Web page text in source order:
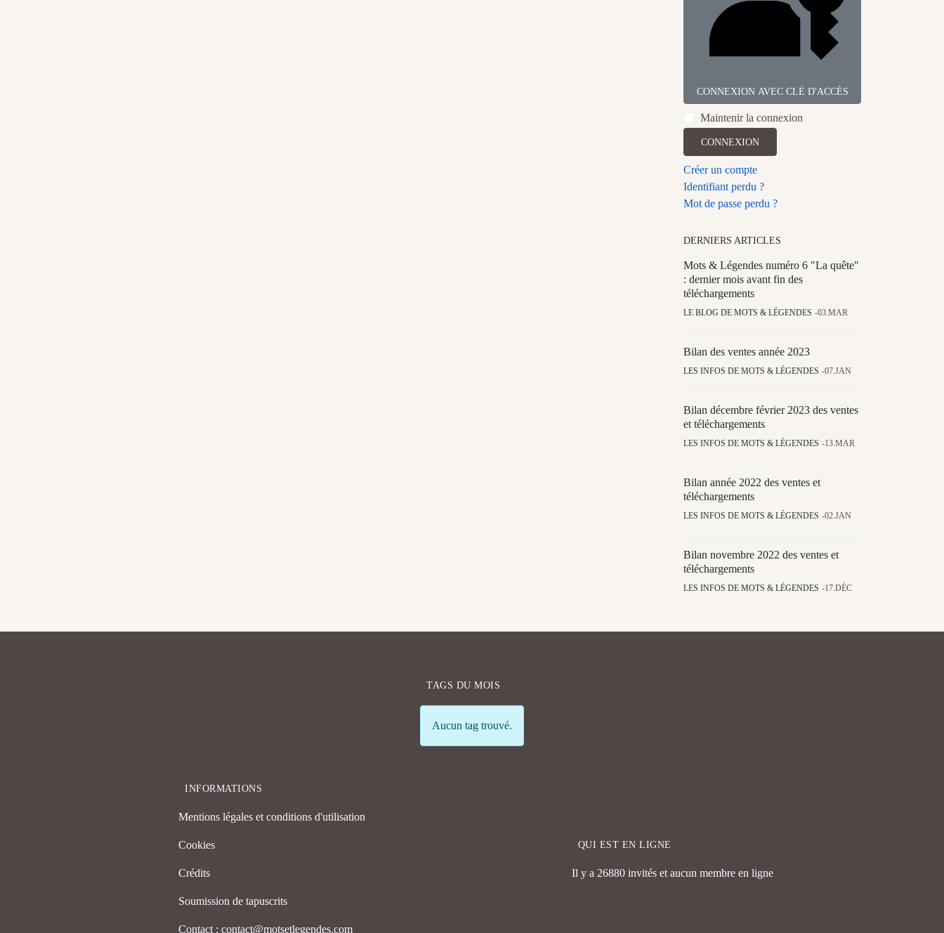
CONNEXION AVEC CLÉ D'ACCÈS
Maintenir la connexion
CONNEXION
Créer un compte
Identifiant perdu ?
Mot de passe perdu ?
DERNIERS ARTICLES
Mots & Légendes numéro 6 "La quête"
: dernier mois avant fin des
téléchargements
LE BLOG DE MOTS & LÉGENDES 03.MAR
Bilan des ventes année 2023
LES INFOS DE MOTS & LÉGENDES 07.JAN
Bilan décembre février 2023 des ventes
et téléchargements
LES INFOS DE MOTS & LÉGENDES 13.MAR
Bilan année 2022 des ventes et
téléchargements
LES INFOS DE MOTS & LÉGENDES 02.JAN
Bilan novembre 2022 des ventes et
téléchargements
LES INFOS DE MOTS & LÉGENDES 17.DÉC
TAGS DU MOIS
Info
Aucun tag trouvé.
INFORMATIONS
Mentions légales et conditions d'utilisation
Cookies
Crédits
Soumission de tapuscrits
Contact : contact@motsetlegendes.com
QUI EST EN LIGNE
Il y a 26880 invités et aucun membre en ligne